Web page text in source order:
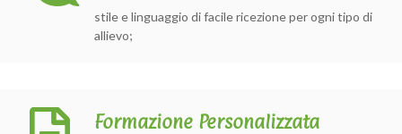
stile e linguaggio di facile ricezione per ogni tipo di
allievo;
Formazione Personalizzata